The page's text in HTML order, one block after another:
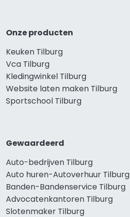
Onze producten
Keuken Tilburg
Vca Tilburg
Kledingwinkel Tilburg
Website laten maken Tilburg
Sportschool Tilburg
Gewaardeerd
Auto-bedrijven Tilburg
Auto huren-Autoverhuur Tilburg
Banden-Bandenservice Tilburg
Advocatenkantoren Tilburg
Slotenmaker Tilburg